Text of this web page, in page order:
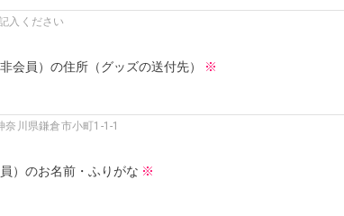
入ください
会員）の住所（グッズの送付先） ※
川県鎌倉市小町1-1-1
）のお名前・ふりがな ※